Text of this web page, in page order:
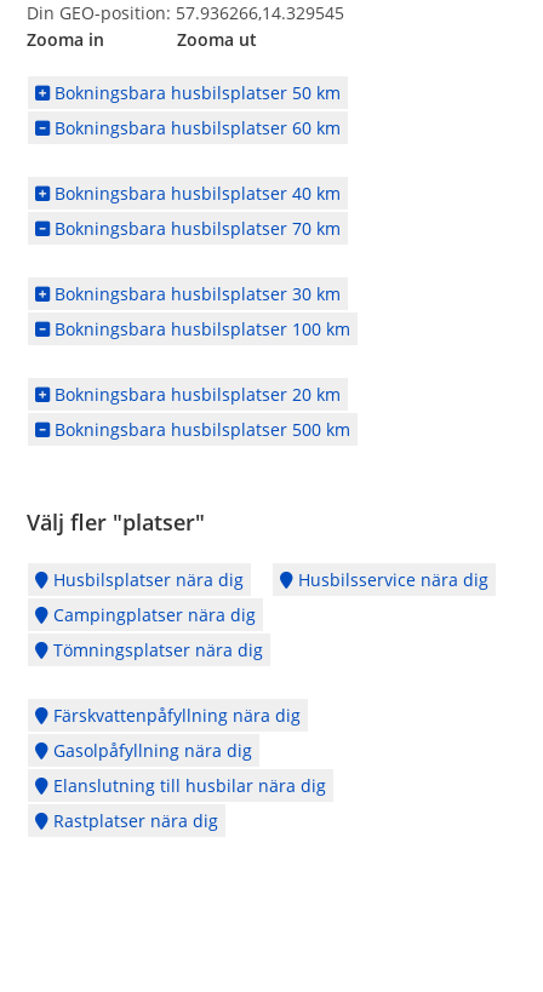
Din GEO-position: 57.936266,14.329545
Zooma in Zooma ut
Bokningsbara husbilsplatser 50 km
Bokningsbara husbilsplatser 60 km
Bokningsbara husbilsplatser 40 km
Bokningsbara husbilsplatser 70 km
Bokningsbara husbilsplatser 30 km
Bokningsbara husbilsplatser 100 km
Bokningsbara husbilsplatser 20 km
Bokningsbara husbilsplatser 500 km
Välj fler "platser"
Husbilsplatser nära dig
Husbilsservice nära dig
Campingplatser nära dig
Tömningsplatser nära dig
Färskvattenpåfyllning nära dig
Gasolpåfyllning nära dig
Elanslutning till husbilar nära dig
Rastplatser nära dig